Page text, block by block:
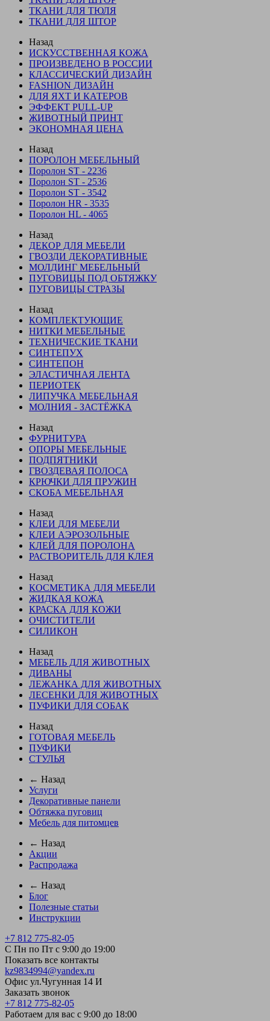
ТКАНИ ДЛЯ ТЮЛЯ
ТКАНИ ДЛЯ ШТОР
Назад
ИСКУССТВЕННАЯ КОЖА
ПРОИЗВЕДЕНО В РОССИИ
КЛАССИЧЕСКИЙ ДИЗАЙН
FASHION ДИЗАЙН
ДЛЯ ЯХТ И КАТЕРОВ
ЭФФЕКТ PULL-UP
ЖИВОТНЫЙ ПРИНТ
ЭКОНОМНАЯ ЦЕНА
Назад
ПОРОЛОН МЕБЕЛЬНЫЙ
Поролон ST - 2236
Поролон ST - 2536
Поролон ST - 3542
Поролон HR - 3535
Поролон HL - 4065
Назад
ДЕКОР ДЛЯ МЕБЕЛИ
ГВОЗДИ ДЕКОРАТИВНЫЕ
МОЛДИНГ МЕБЕЛЬНЫЙ
ПУГОВИЦЫ ПОД ОБТЯЖКУ
ПУГОВИЦЫ СТРАЗЫ
Назад
КОМПЛЕКТУЮЩИЕ
НИТКИ МЕБЕЛЬНЫЕ
ТЕХНИЧЕСКИЕ ТКАНИ
СИНТЕПУХ
СИНТЕПОН
ЭЛАСТИЧНАЯ ЛЕНТА
ПЕРИОТЕК
ЛИПУЧКА МЕБЕЛЬНАЯ
МОЛНИЯ - ЗАСТЁЖКА
Назад
ФУРНИТУРА
ОПОРЫ МЕБЕЛЬНЫЕ
ПОДПЯТНИКИ
ГВОЗДЕВАЯ ПОЛОСА
КРЮЧКИ ДЛЯ ПРУЖИН
СКОБА МЕБЕЛЬНАЯ
Назад
КЛЕИ ДЛЯ МЕБЕЛИ
КЛЕИ АЭРОЗОЛЬНЫЕ
КЛЕЙ ДЛЯ ПОРОЛОНА
РАСТВОРИТЕЛЬ ДЛЯ КЛЕЯ
Назад
КОСМЕТИКА ДЛЯ МЕБЕЛИ
ЖИДКАЯ КОЖА
КРАСКА ДЛЯ КОЖИ
ОЧИСТИТЕЛИ
СИЛИКОН
Назад
МЕБЕЛЬ ДЛЯ ЖИВОТНЫХ
ДИВАНЫ
ЛЕЖАНКА ДЛЯ ЖИВОТНЫХ
ЛЕСЕНКИ ДЛЯ ЖИВОТНЫХ
ПУФИКИ ДЛЯ СОБАК
Назад
ГОТОВАЯ МЕБЕЛЬ
ПУФИКИ
СТУЛЬЯ
← Назад
Услуги
Декоративные панели
Обтяжка пуговиц
Мебель для питомцев
← Назад
Акции
Распродажа
← Назад
Блог
Полезные статьи
Инструкции
+7 812 775-82-05
С Пн по Пт с 9:00 до 19:00
Показать все контакты
kz9834994@yandex.ru
Офис ул.Чугунная 14 И
Заказать звонок
+7 812 775-82-05
Работаем для вас с 9:00 до 18:00